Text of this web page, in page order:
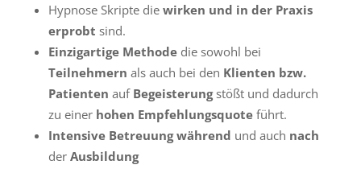
Hypnose Skripte diewirken und in der Praxis
erprobt sind.
Einzigartige Methode die sowohl bei
Teilnehmern als auch bei den Klienten bzw.
Patienten aufBegeisterungstößt und dadurch
zu einer hohen Empfehlungsquoteführt.
Intensive Betreuungwährend und auch nach
derAusbildung